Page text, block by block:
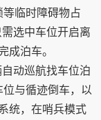
等临时障碍物占
选中车位开启离
成泊车。
动巡航找车位泊
与循迹倒车，以
统，在哨兵模式